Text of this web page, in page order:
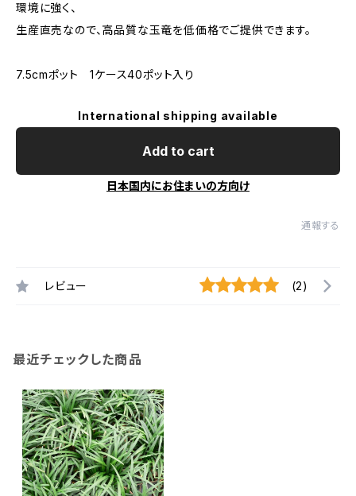
環境に強く、
生産直売なので、高品質な玉竜を低価格でご提供できます。
7.5cmポット 1ケース40ポット入り
International shipping available
Add to cart
日本国内にお住まいの方向け
通報する
レビュー (2)
最近チェックした商品